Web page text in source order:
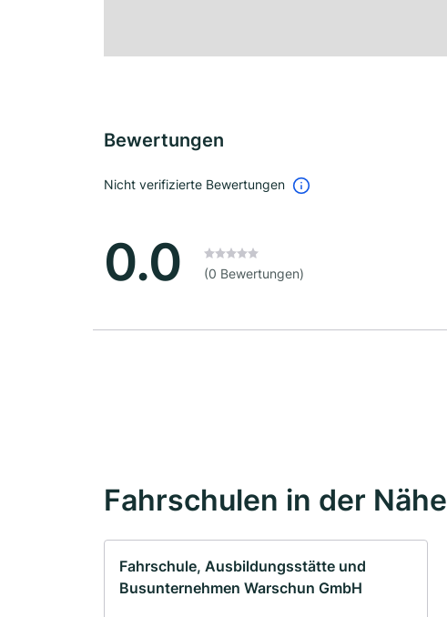
Bewertungen
Nicht verifizierte Bewertungen
0.0 (0 Bewertungen)
Fahrschulen in der Nähe
Fahrschule, Ausbildungsstätte und
Busunternehmen Warschun GmbH